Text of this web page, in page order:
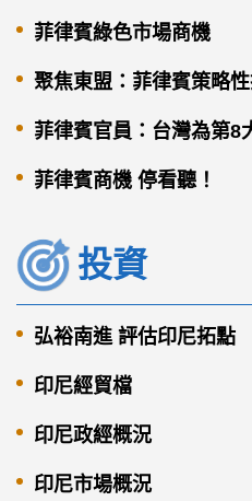
變高
菲律賓綠色市場商機
聚焦東盟：菲律賓策略
菲律賓官員：台灣為第8
菲律賓商機 停看聽！
投資
弘裕南進 評估印尼拓點
印尼經貿檔
印尼政經概況
印尼市場概況